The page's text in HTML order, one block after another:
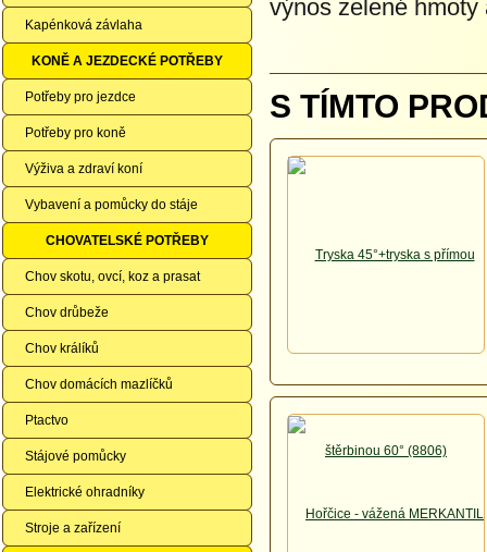
Kapénková závlaha
KONĚ A JEZDECKÉ POTŘEBY
Potřeby pro jezdce
Potřeby pro koně
Výživa a zdraví koní
Vybavení a pomůcky do stáje
CHOVATELSKÉ POTŘEBY
Chov skotu, ovcí, koz a prasat
Chov drůbeže
Chov králíků
Chov domácích mazlíčků
Ptactvo
Stájové pomůcky
Elektrické ohradníky
Stroje a zařízení
výnos zelené
S TÍMTO